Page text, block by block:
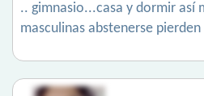
.. gimnasio...casa y dormir así
masculinas abstenerse